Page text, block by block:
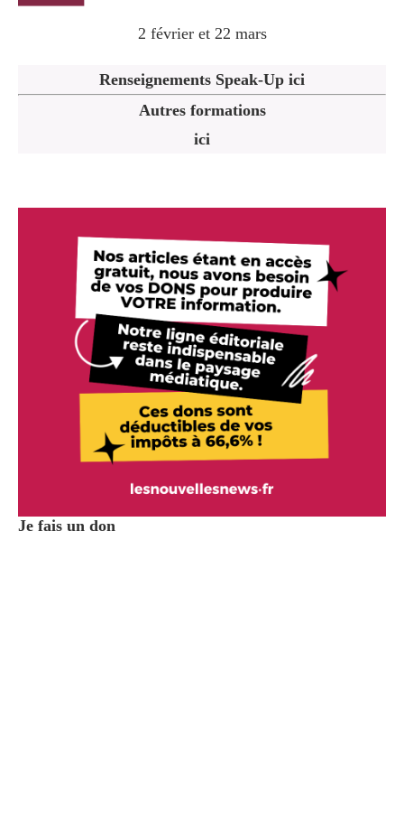
2 février et 22 mars
Renseignements Speak-Up ici
Autres formations
ici
Je fais un don